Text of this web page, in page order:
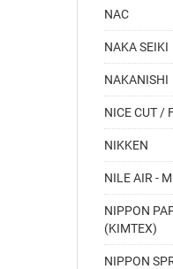
NAC
NAKA SEIKI
NAKANISHI
NICE CUT /
NIKKEN
NILE AIR -
NIPPON
(KIMTEX)
NIPPON